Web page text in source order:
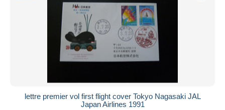
lettre premier vol first flight cover Tokyo Nagasaki JAL
Japan Airlines 1991